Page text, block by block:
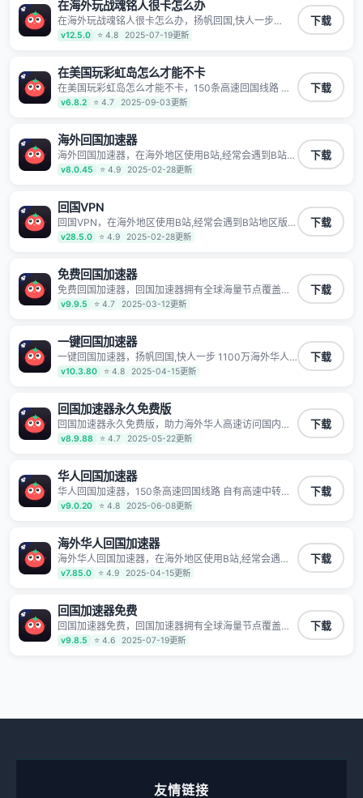
在海外玩战魂铭人很卡怎么办
在海外玩战魂铭人很卡怎么办，扬帆回国,快人一步
1100万海外华人都在用的音乐视频回国加速器 Android
iOS Windows Mac TV VIP 支持多种加速场景 了解更多
讯视频、爱奇艺、哔哩哔哩和优酷视频,在国外也能畅快
追剧!
v12.5.0 ⭐ 4.8 2025-07-19更新
下载
在美国玩彩虹岛怎么才能不卡
在美国玩彩虹岛怎么才能不卡，150条高速回国线路 自
有高速中转节点 无需注册 一键连接 提供高速线路 应用
内直达视频音乐app,快人一步 应用模式 App互不干扰 不
数据不泄露 阻止第三方对数据进行窃取和监听
v6.8.2 ⭐ 4.7 2025-09-03更新
下载
海外回国加速器
海外回国加速器，在海外地区使用B站,经常会遇到B站地
区版权限制/网络IP屏蔽,缓冲卡顿等问题,使用我们的哔
哩哔哩专用回国VPN,可加速解决各类网络问题,一键网络
7*24小时服务。
v8.0.45 ⭐ 4.9 2025-02-28更新
下载
回国VPN
回国VPN，在海外地区使用B站,经常会遇到B站地区版权
限制/网络IP屏蔽,缓冲卡顿等问题,使用我们的哔哩哔哩
专用回国VPN,可加速解决各类网络问题,一键网络回国,
时服务。
v28.5.0 ⭐ 4.9 2025-02-28更新
下载
免费回国加速器
免费回国加速器，回国加速器拥有全球海量节点覆盖，
运营商专线不卡顿超稳定，专为海外华人和留学生打
造，帮助海外华人免除地域限制，随时高速稳定低延迟
v9.9.5 ⭐ 4.7 2025-03-12更新
下载
一键回国加速器
一键回国加速器，扬帆回国,快人一步 1100万海外华人
都在用的音乐视频回国加速器 Android iOS Windows
Mac TV VIP 支持多种加速场景 了解更多 看视频 全球高
艺、哔哩哔哩和优酷视频,在国外也能畅快追剧!
v10.3.80 ⭐ 4.8 2025-04-15更新
下载
回国加速器永久免费版
回国加速器永久免费版，助力海外华人高速访问国内网
络，快速开启国内各直播平台,解决国内视频、音乐卡顿
问题；更能加速海量国服游戏，超低延迟稳定不掉线,畅
v8.9.88 ⭐ 4.7 2025-05-22更新
下载
华人回国加速器
华人回国加速器，150条高速回国线路 自有高速中转节
点 无需注册 一键连接 提供高速线路 应用内直达视频音
乐app,快人一步 应用模式 App互不干扰 不间断的隐私保
止第三方对数据进行窃取和监听
v9.0.20 ⭐ 4.8 2025-06-08更新
下载
海外华人回国加速器
海外华人回国加速器，在海外地区使用B站,经常会遇到B
站地区版权限制/网络IP屏蔽,缓冲卡顿等问题,使用我们
的哔哩哔哩专用回国VPN,可加速解决各类网络问题,一键
服7*24小时服务。
v7.85.0 ⭐ 4.9 2025-04-15更新
下载
回国加速器免费
回国加速器免费，回国加速器拥有全球海量节点覆盖，
运营商专线不卡顿超稳定，专为海外华人和留学生打
造，帮助海外华人免除地域限制，随时高速稳定低延迟
v9.8.5 ⭐ 4.6 2025-07-19更新
下载
友情链接